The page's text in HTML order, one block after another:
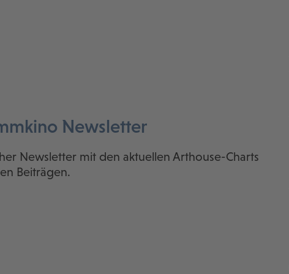
Newsletter
Newsletter mit den aktuellen Arthouse-Charts
Beiträgen.